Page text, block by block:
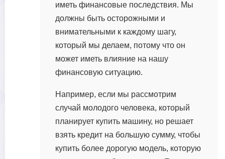
иметь финансовые последствия. Мы
должны быть осторожными и
внимательными к каждому шагу,
который мы делаем, потому что он
может иметь влияние на нашу
финансовую ситуацию.
Например, если мы рассмотрим
случай молодого человека, который
планирует купить машину, но решает
взять кредит на большую сумму, чтобы
купить более дорогую модель, которую